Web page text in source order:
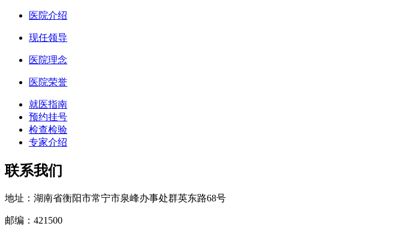
医院介绍
现任领导
医院理念
医院荣誉
就医指南
预约挂号
检查检验
专家介绍
联系我们
地址：湖南省衡阳市常宁市泉峰办事处群英东路68号
邮编：421500